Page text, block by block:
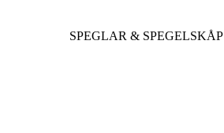
SPEGLAR & SPEGELSKÅP